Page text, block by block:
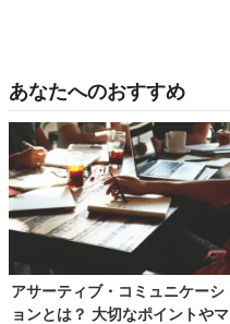
あなたへのおすすめ
アサーティブ・コミュニケーシ
ョンとは？ 大切なポイントやマ